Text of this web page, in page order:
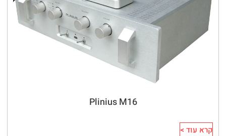
Plinius M16
קרא עוד >